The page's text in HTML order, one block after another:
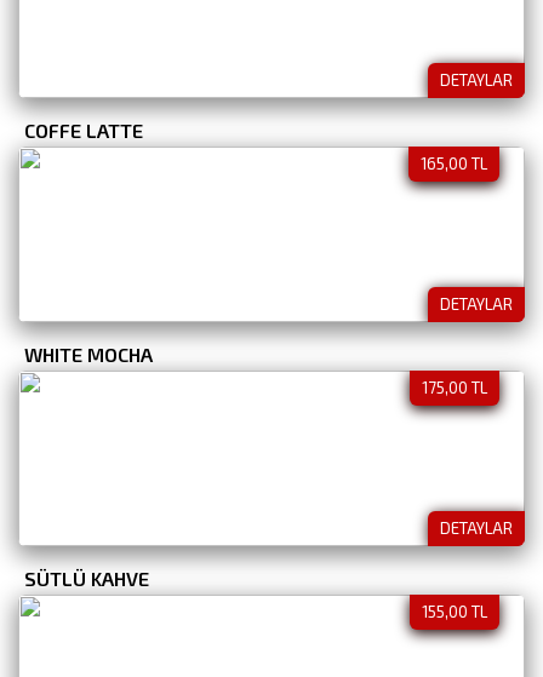
DETAYLAR
COFFE LATTE
165,00 TL
DETAYLAR
WHITE MOCHA
175,00 TL
DETAYLAR
SÜTLÜ KAHVE
155,00 TL